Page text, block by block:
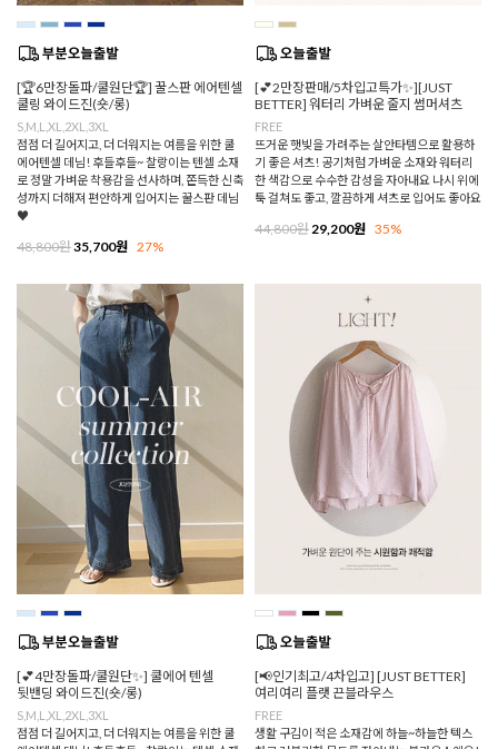
[🏆6만장돌파/쿨원단🏆] 꿀스판 에어텐셀
쿨링 와이드진(숏/롱)
S,M,L,XL,2XL,3XL
점점 더 길어지고, 더 더워지는 여름을 위한 쿨
에어텐셀 데님! 후들후들~ 찰랑이는 텐셀 소재
로 정말 가벼운 착용감을 선사하며, 쫀득한 신축
성까지 더해져 편안하게 입어지는 꿀스판 데님
♥
48,800원35,700원 27%
[💕2만장판매/5차입고특가✨][JUST
BETTER] 워터리 가벼운 줄지 썸머셔츠
FREE
뜨거운 햇빛을 가려주는 살안타템으로 활용하
기 좋은 셔츠! 공기처럼 가벼운 소재와 워터리
한 색감으로 수수한 감성을 자아내요 나시 위에
툭 걸쳐도 좋고, 깔끔하게 셔츠로 입어도 좋아요
44,800원29,200원 35%
[💕4만장돌파/쿨원단✨] 쿨에어 텐셀
뒷밴딩 와이드진(숏/롱)
S,M,L,XL,2XL,3XL
점점 더 길어지고, 더 더워지는 여름을 위한 쿨
[📢인기최고/4차입고] [JUST BETTER]
여리여리 플랫 끈블라우스
FREE
생활 구김이 적은 소재감에 하늘~하늘한 텍스